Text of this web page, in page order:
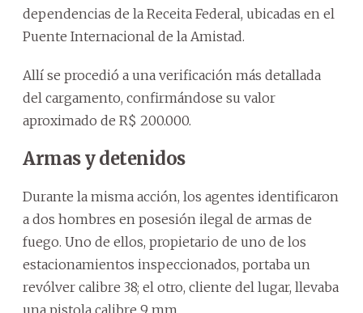
dependencias de la Receita Federal, ubicadas en el
Puente Internacional de la Amistad.
Allí se procedió a una verificación más detallada
del cargamento, confirmándose su valor
aproximado de R$ 200.000.
Armas y detenidos
Durante la misma acción, los agentes identificaron
a dos hombres en posesión ilegal de armas de
fuego. Uno de ellos, propietario de uno de los
estacionamientos inspeccionados, portaba un
revólver calibre 38; el otro, cliente del lugar, llevaba
una pistola calibre 9 mm.